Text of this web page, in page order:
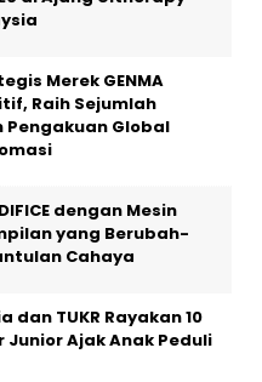
Merek GENMA
Raih Sejumlah
Pengakuan Global
dengan Mesin
yang Berubah-
Cahaya
dan TUKR Rayakan 10
Junior Ajak Anak Peduli